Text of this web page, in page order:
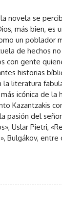
novela se
más bien, es
un poblador
de hechos
con gente
historias
literatura
icónica de la
Kazantzakis
pasión del
Uslar Pietri,
Bulgákov, entre